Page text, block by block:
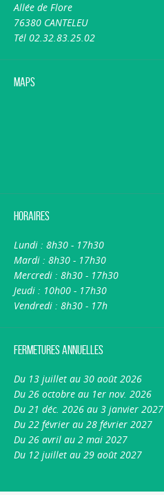
Allée de Flore
76380 CANTELEU
Tél 02.32.83.25.02
Maps
Horaires
Lundi : 8h30 - 17h30
Mardi : 8h30 - 17h30
Mercredi : 8h30 - 17h30
Jeudi : 10h00 - 17h30
Vendredi : 8h30 - 17h
Fermetures annuelles
Du 13 juillet au 30 août 2026
Du 26 octobre au 1er nov. 2026
Du 21 déc. 2026 au 3 janvier 2027
Du 22 février au 28 février 2027
Du 26 avril au 2 mai 2027
Du 12 juillet au 29 août 2027